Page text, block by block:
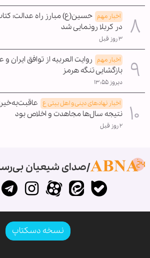
اخبار مهم حسین(ع) مبارز راه عدالت؛
در کربلا رونمایی شد
۳ روز قبل
اخبار مهم روایت العربیه از توافق
بازگشایی تنگه هرمز
دیروز ۱۳:۵۵
اخبار نهادهای دینی و اهل بیتی ع
نتیجه سال‌ها مجاهدت و اخلاص بود
۲ روز قبل
صدای شیعیان
نسخه دسکتاپ